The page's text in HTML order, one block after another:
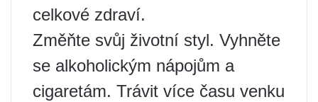
celkové zdraví.
Změňte svůj životní styl. Vyhněte
se alkoholickým nápojům a
cigaretám. Trávit více času venku